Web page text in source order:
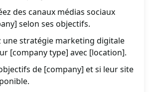
des canaux médias sociaux
selon ses objectifs.
une stratégie marketing digitale
[company type] avec [location].
de [company] et si leur site